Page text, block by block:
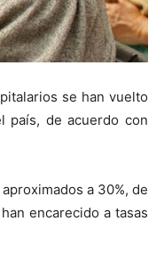
se han vuelto
país, de acuerdo con
a 30%, de
encarecido a tasas